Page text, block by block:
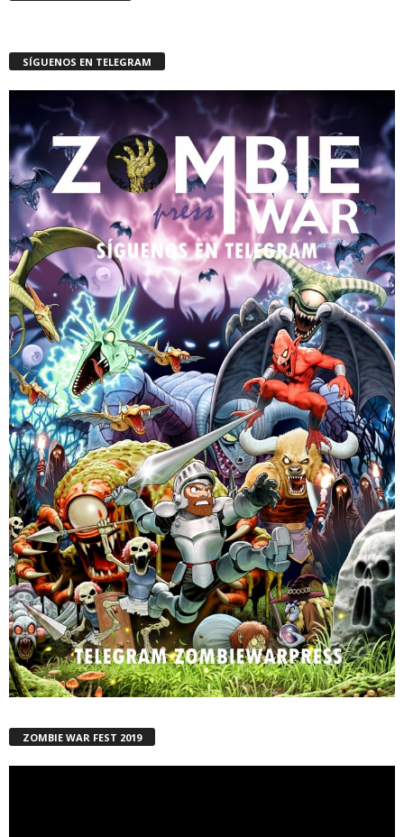
SÍGUENOS EN TELEGRAM
ZOMBIE WAR FEST 2019